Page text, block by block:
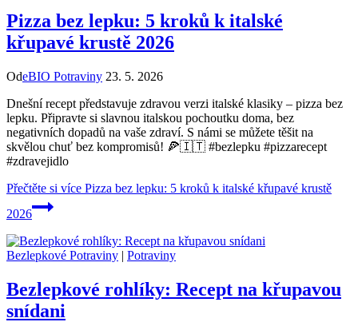
Pizza bez lepku: 5 kroků k italské
křupavé krustě 2026
OdeBIO Potraviny 23. 5. 2026
Dnešní recept představuje zdravou verzi italské klasiky – pizza bez
lepku. Připravte si slavnou italskou pochoutku doma, bez
negativních dopadů na vaše zdraví. S námi se můžete těšit na
skvělou chuť bez kompromisů! 🍕🇮🇹 #bezlepku #pizzarecept
#zdravejidlo
Přečtěte si více Pizza bez lepku: 5 kroků k italské křupavé krustě
2026
Bezlepkové Potraviny | Potraviny
Bezlepkové rohlíky: Recept na křupavou
snídani